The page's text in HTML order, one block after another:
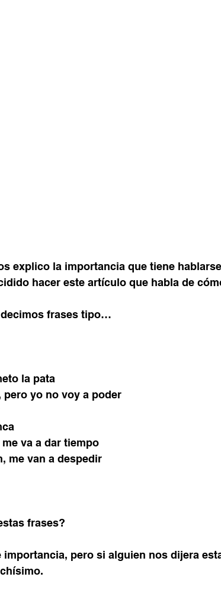
explico la importancia que tiene
hacer este artículo que habla de
frases tipo…
la pata
pero yo no voy a poder
va a dar tiempo
me van a despedir
frases?
importancia, pero si alguien nos dijera